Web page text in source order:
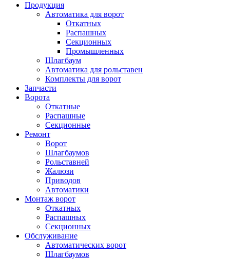
Продукция
Автоматика для ворот
Откатных
Распашных
Секционных
Промышленных
Шлагбаум
Автоматика для рольставен
Комплекты для ворот
Запчасти
Ворота
Откатные
Распашные
Секционные
Ремонт
Ворот
Шлагбаумов
Рольставней
Жалюзи
Приводов
Автоматики
Монтаж ворот
Откатных
Распашных
Секционных
Обслуживание
Автоматических ворот
Шлагбаумов